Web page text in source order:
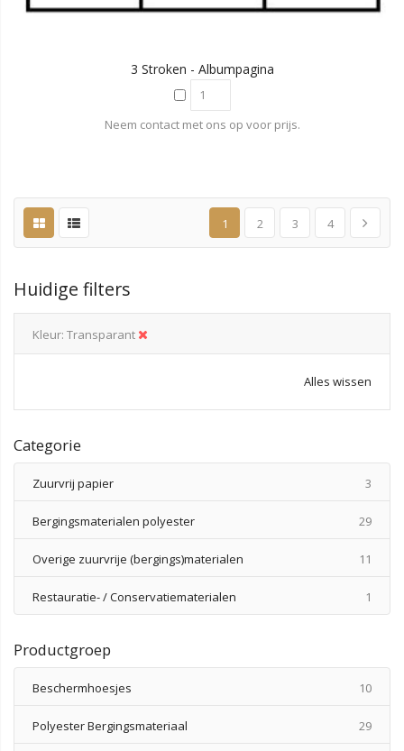
3 Stroken - Albumpagina
Neem contact met ons op voor prijs.
1 2 3 4
Huidige filters
Kleur Transparant
Alles wissen
Categorie
Zuurvrij papier 3
Bergingsmaterialen polyester 29
Overige zuurvrije (bergings)materialen 11
Restauratie- / Conservatiematerialen 1
Productgroep
Beschermhoesjes 10
Polyester Bergingsmateriaal 29